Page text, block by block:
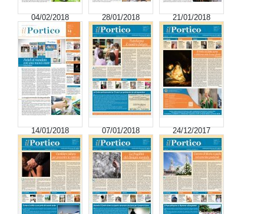
04/02/2018 28/01/2018 21/01/2018
14/01/2018 07/01/2018 24/12/2017